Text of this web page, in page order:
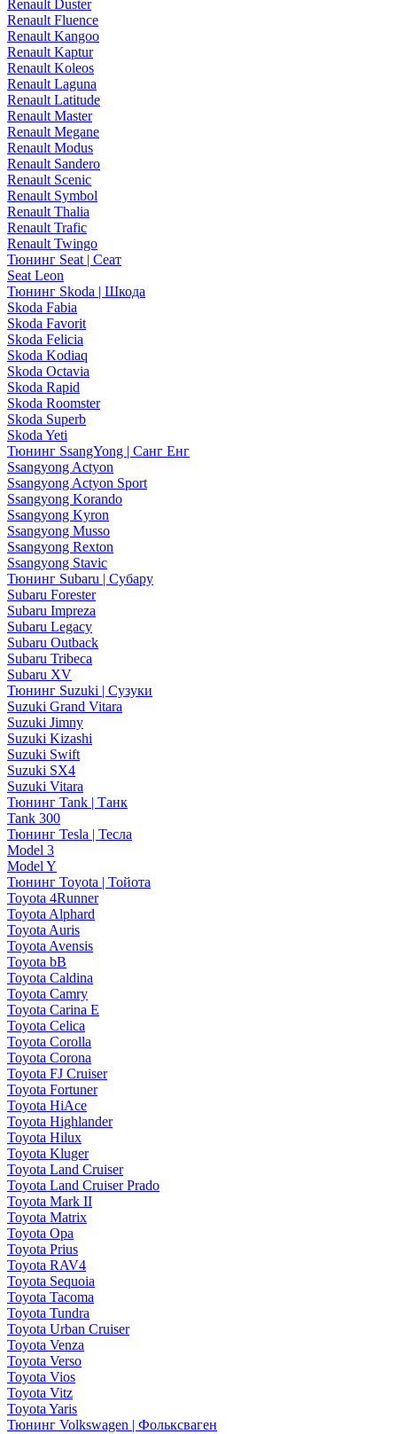
Renault Duster
Renault Fluence
Renault Kangoo
Renault Kaptur
Renault Koleos
Renault Laguna
Renault Latitude
Renault Master
Renault Megane
Renault Modus
Renault Sandero
Renault Scenic
Renault Symbol
Renault Thalia
Renault Trafic
Renault Twingo
Тюнинг Seat | Сеат
Seat Leon
Тюнинг Skoda | Шкода
Skoda Fabia
Skoda Favorit
Skoda Felicia
Skoda Kodiaq
Skoda Octavia
Skoda Rapid
Skoda Roomster
Skoda Superb
Skoda Yeti
Тюнинг SsangYong | Санг Енг
Ssangyong Actyon
Ssangyong Actyon Sport
Ssangyong Korando
Ssangyong Kyron
Ssangyong Musso
Ssangyong Rexton
Ssangyong Stavic
Тюнинг Subaru | Субару
Subaru Forester
Subaru Impreza
Subaru Legacy
Subaru Outback
Subaru Tribeca
Subaru XV
Тюнинг Suzuki | Сузуки
Suzuki Grand Vitara
Suzuki Jimny
Suzuki Kizashi
Suzuki Swift
Suzuki SX4
Suzuki Vitara
Тюнинг Tank | Танк
Tank 300
Тюнинг Tesla | Тесла
Model 3
Model Y
Тюнинг Toyota | Тойота
Toyota 4Runner
Toyota Alphard
Toyota Auris
Toyota Avensis
Toyota bB
Toyota Caldina
Toyota Camry
Toyota Carina E
Toyota Celica
Toyota Corolla
Toyota Corona
Toyota FJ Cruiser
Toyota Fortuner
Toyota HiAce
Toyota Highlander
Toyota Hilux
Toyota Kluger
Toyota Land Cruiser
Toyota Land Cruiser Prado
Toyota Mark II
Toyota Matrix
Toyota Opa
Toyota Prius
Toyota RAV4
Toyota Sequoia
Toyota Tacoma
Toyota Tundra
Toyota Urban Cruiser
Toyota Venza
Toyota Verso
Toyota Vios
Toyota Vitz
Toyota Yaris
Тюнинг Volkswagen | Фольксваген